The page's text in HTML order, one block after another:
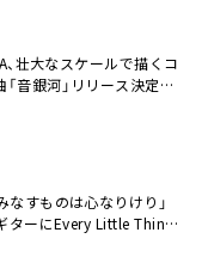
壮大なスケールで描くコ
音銀河」リリース決定。
曲「命の宿り」収録も
なすものは心なりけり」
ターにEvery Little Thing・